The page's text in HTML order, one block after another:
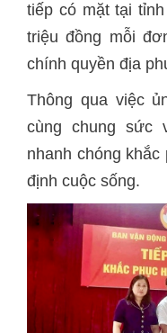
tiếp có mặt tại
triệu đồng mỗi
chính quyền địa
Thông qua việc
cùng chung sức
nhanh chóng
định cuộc sống.